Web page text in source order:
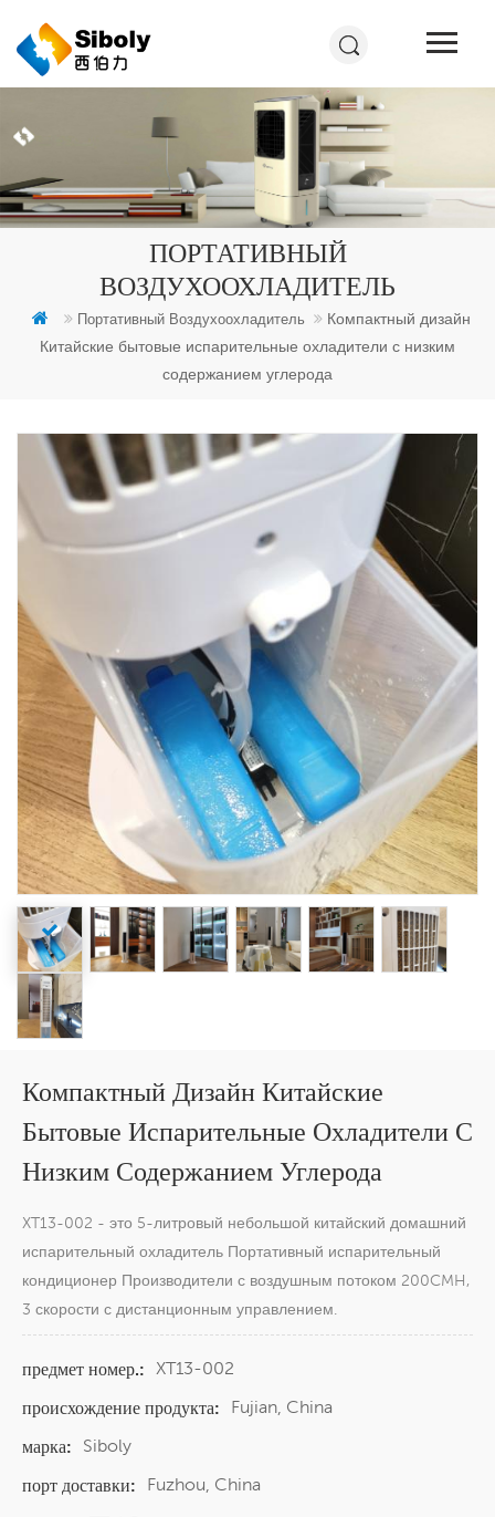
ПОРТАТИВНЫЙ
ВОЗДУХООХЛАДИТЕЛЬ
Портативный Воздухоохладитель
Компактный дизайн
Китайские бытовые испарительные охладители с низким
содержанием углерода
Компактный Дизайн Китайские
Бытовые Испарительные Охладители С
Низким Содержанием Углерода
XT13-002 - это 5-литровый небольшой китайский домашний
испарительный охладитель Портативный испарительный
кондиционер Производители с воздушным потоком 200CMH,
3 скорости с дистанционным управлением.
предмет номер.: XT13-002
происхождение продукта:
Fujian, China
марка:
Siboly
порт доставки:
Fuzhou, China